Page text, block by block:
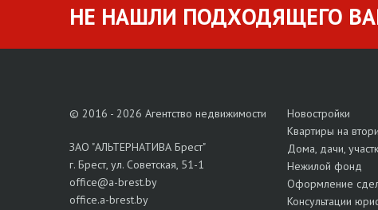
НЕ НАШЛИ ПОДХОДЯЩЕГО
© 2016 - 2026 Агентство недвижимости
ЗАО "АЛЬТЕРНАТИВА Брест"
г. Брест, ул. Советская, 51-1
office@a-brest.by
office.a-brest.by
Новостройки
Квартиры на
Дома, дачи,
Нежилой фонд
Оформление
Консультации